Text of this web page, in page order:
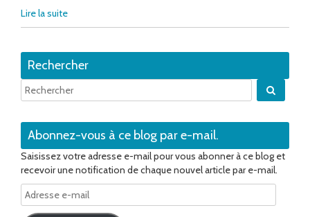
Lire la suite
Rechercher
Abonnez-vous à ce blog par e-mail.
Saisissez votre adresse e-mail pour vous abonner à ce blog et
recevoir une notification de chaque nouvel article par e-mail.
Adresse
e-